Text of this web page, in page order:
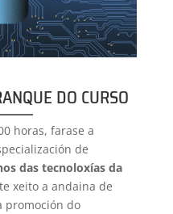
DO CURSO
horas, farase a
de
das tecnoloxías da
xeito a andaina de
promoción do